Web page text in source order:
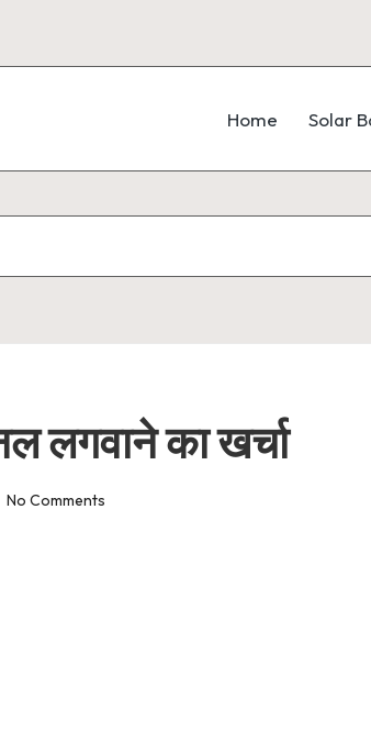
Home Solar
लगवाने का खर्चा
No Comments